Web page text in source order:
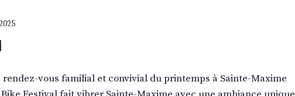
rendez-vous familial et convivial du printemps à Sainte-Maxime